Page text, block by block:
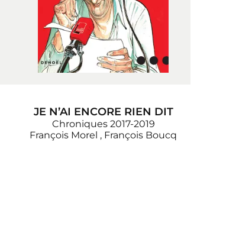
JE N’AI ENCORE RIEN DIT
Chroniques 2017-2019
François Morel , François Boucq